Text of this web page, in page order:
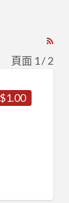
管
頁面 1 / 2
$1.00